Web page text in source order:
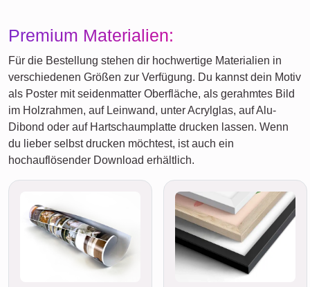
Premium Materialien:
Für die Bestellung stehen dir hochwertige Materialien in
verschiedenen Größen zur Verfügung. Du kannst dein Motiv
als Poster mit seidenmatter Oberfläche, als gerahmtes Bild
im Holzrahmen, auf Leinwand, unter Acrylglas, auf Alu-
Dibond oder auf Hartschaumplatte drucken lassen. Wenn
du lieber selbst drucken möchtest, ist auch ein
hochauflösender Download erhältlich.